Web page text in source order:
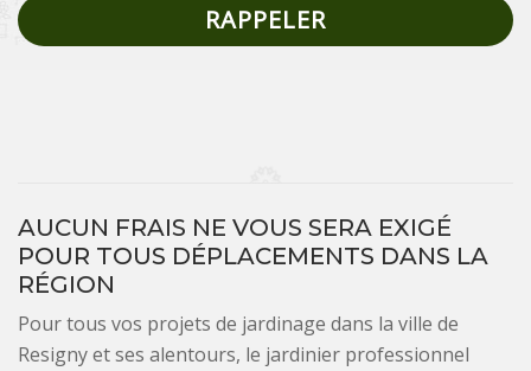
AUCUN FRAIS NE VOUS SERA EXIGÉ
POUR TOUS DÉPLACEMENTS DANS LA
RÉGION
Pour tous vos projets de jardinage dans la ville de
Resigny et ses alentours, le jardinier professionnel